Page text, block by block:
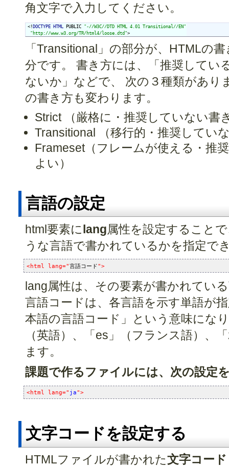
角文字で入力してください。
<!DOCTYPE HTML PUBLIC "-//W3C//DTD HTML 4.01 Transitional//EN"
"http://www.w3.org/TR/html4/loose.dtd">
「Transitional」の部分が、HTMLの
分です。 書き方には、「推奨してい
ないか」などで、 次の３種類があり
の書き方も変わります。
Strict （厳格に・推奨していない書
Transitional （移行的・推奨してい
Frameset（フレームが使える・推
よい）
言語の設定
html要素にlang属性を設定すること
うな言語で書かれているかを指定で
<html lang="言語コード">
lang属性は、その要素が書かれてい
言語コードは、各言語を示す単語が
本語の言語コード」という意味にな
（英語）、「es」（フランス語）、
ます。
課題で作るファイルには、次の設定
<html lang=" ja">
文字コードを設定する
HTMLファイルが書かれた文字コード